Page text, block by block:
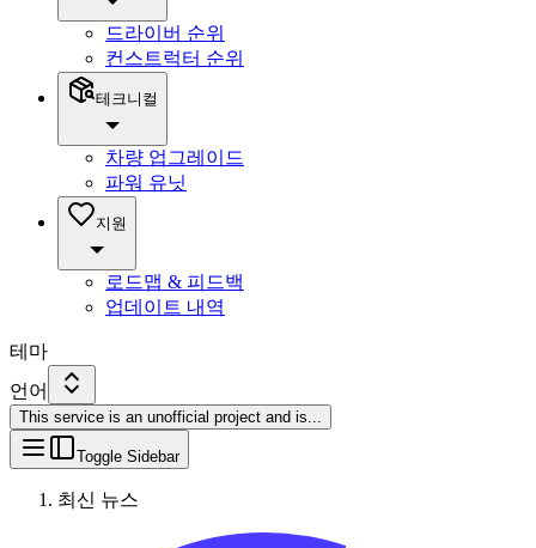
드라이버 순위
컨스트럭터 순위
테크니컬
차량 업그레이드
파워 유닛
지원
로드맵 & 피드백
업데이트 내역
테마
언어
This service is an unofficial project and is...
Toggle Sidebar
최신 뉴스